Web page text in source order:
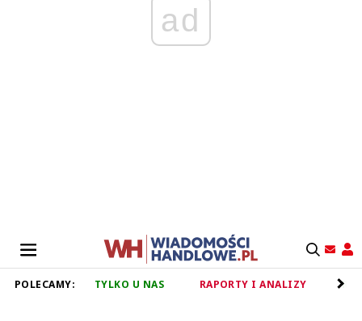
ad
POLECAMY: TYLKO U NAS RAPORTY I ANALIZY